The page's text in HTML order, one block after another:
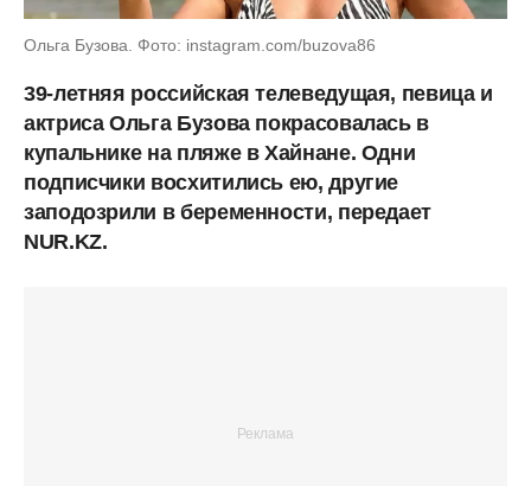
Ольга Бузова. Фото: instagram.com/buzova86
39-летняя российская телеведущая, певица и
актриса Ольга Бузова покрасовалась в
купальнике на пляже в Хайнане. Одни
подписчики восхитились ею, другие
заподозрили в беременности, передает
NUR.KZ.